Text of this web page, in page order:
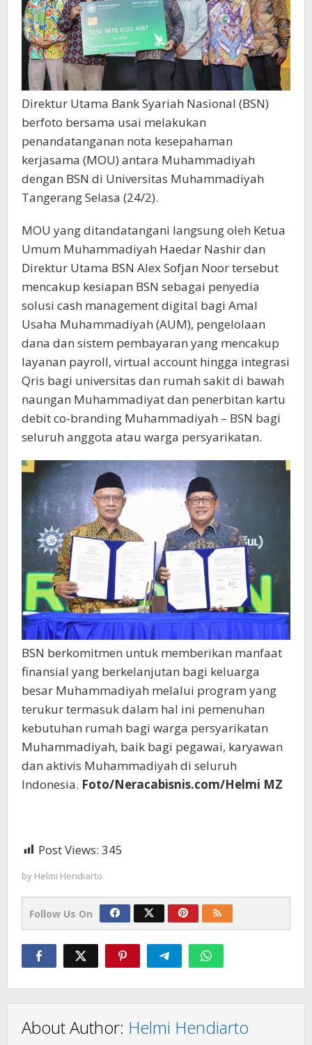
Direktur Utama Bank Syariah Nasional (BSN)
berfoto bersama usai melakukan
penandatanganan nota kesepahaman
kerjasama (MOU) antara Muhammadiyah
dengan BSN di Universitas Muhammadiyah
Tangerang Selasa (24/2).
MOU yang ditandatangani langsung oleh Ketua
Umum Muhammadiyah Haedar Nashir dan
Direktur Utama BSN Alex Sofjan Noor tersebut
mencakup kesiapan BSN sebagai penyedia
solusi cash management digital bagi Amal
Usaha Muhammadiyah (AUM), pengelolaan
dana dan sistem pembayaran yang mencakup
layanan payroll, virtual account hingga integrasi
Qris bagi universitas dan rumah sakit di bawah
naungan Muhammadiyat dan penerbitan kartu
debit co-branding Muhammadiyah – BSN bagi
seluruh anggota atau warga persyarikatan.
BSN berkomitmen untuk memberikan manfaat
finansial yang berkelanjutan bagi keluarga
besar Muhammadiyah melalui program yang
terukur termasuk dalam hal ini pemenuhan
kebutuhan rumah bagi warga persyarikatan
Muhammadiyah, baik bagi pegawai, karyawan
dan aktivis Muhammadiyah di seluruh
Indonesia. Foto/Neracabisnis.com/Helmi MZ
Post Views: 345
by Helmi Hendiarto
Follow Us On
About Author: Helmi Hendiarto